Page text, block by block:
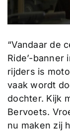
“Vandaar de
Ride’-banner
rijders is
vaak wordt
dochter. Kijk
Bervoets.
nu maken zij